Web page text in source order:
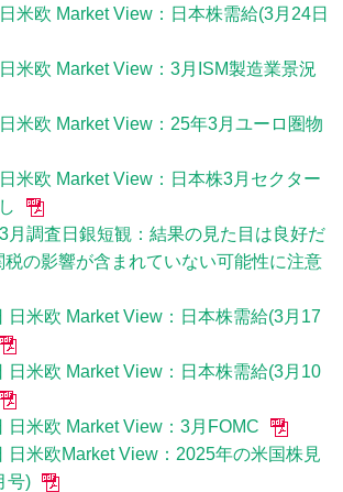
米欧 Market View：日本株需給(3月24日
米欧 Market View：3月ISM製造業景況
米欧 Market View：25年3月ユーロ圏物
米欧 Market View：日本株3月セクター
月調査日銀短観：結果の見た目は良好だ
税の影響が含まれていない可能性に注意
日米欧 Market View：日本株需給(3月17
日米欧 Market View：日本株需給(3月10
日米欧 Market View：3月FOMC
日米欧Market View：2025年の米国株見
号)